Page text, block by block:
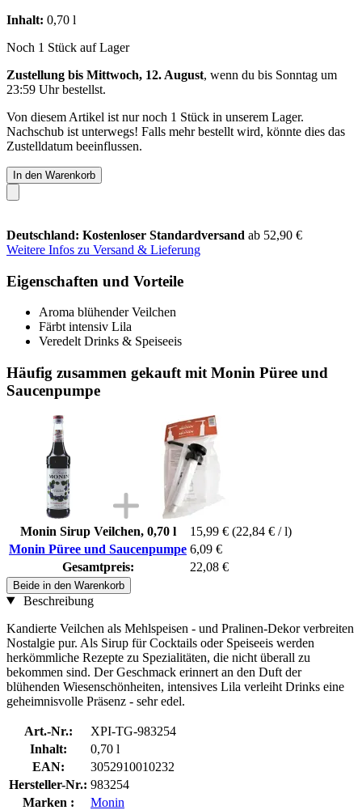
Inhalt: 0,70 l
Noch 1 Stück auf Lager
Zustellung bis Mittwoch, 12. August, wenn du bis Sonntag um
23:59 Uhrbestellst.
Von diesem Artikel ist nur noch 1 Stück in unserem Lager.
Nachschub ist unterwegs! Falls mehr bestellt wird, könnte dies das
Zustelldatum beeinflussen.
In den Warenkorb
Deutschland: Kostenloser Standardversand ab 52,90 €
Weitere Infos zu Versand & Lieferung
Eigenschaften und Vorteile
Aroma blühender Veilchen
Färbt intensiv Lila
Veredelt Drinks & Speiseeis
Häufig zusammen gekauft mit Monin Püree und
Saucenpumpe
Monin Sirup Veilchen, 0,70 l 15,99 € (22,84 € / l)
Monin Püree und Saucenpumpe 6,09 €
Gesamtpreis:
22,08 €
Beide in den Warenkorb
Beschreibung
Kandierte Veilchen als Mehlspeisen - und Pralinen-Dekor verbreiten
Nostalgie pur. Als Sirup für Cocktails oder Speiseeis werden
herkömmliche Rezepte zu Spezialitäten, die nicht überall zu
bekommen sind. Der Geschmack erinnert an den Duft der
blühenden Wiesenschönheiten, intensives Lila verleiht Drinks eine
geheimnisvolle Präsenz - sehr edel.
Art.-Nr.:
XPI-TG-983254
Inhalt:
0,70 l
EAN:
3052910010232
Hersteller-Nr.: 983254
Marken :
Monin